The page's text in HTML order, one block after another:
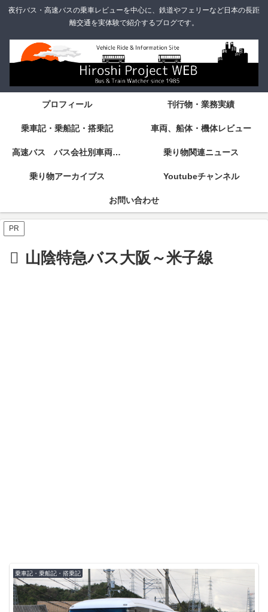
夜行バス・高速バスの乗車レビューを中心に、鉄道やフェリーなど日本の長距
離交通を実体験で紹介するブログです。
プロフィール 刊行物・業務実績
乗車記・乗船記・搭乗記 車両、船体・機体レビュー
高速バス バス会社別車両・設備・シート紹介 乗り物関連ニュース
乗り物アーカイブス Youtubeチャンネル
お問い合わせ
PR
山陰特急バス大阪～米子線
乗車記・乗船記・搭乗記